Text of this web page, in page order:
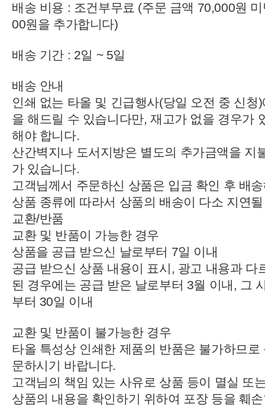
배송 비용 : 조건부무료 (주문 금액 70,000원
00원을 추가합니다)
배송 기간 : 2일 ~ 5일
배송 안내
인쇄 없는 타올 및 긴급행사(당일 오전 중 신청
을 해드릴 수 있습니다만, 재고가 없을 경우가
해야 합니다.
산간벽지나 도서지방은 별도의 추가금액을 지
가 있습니다.
고객님께서 주문하신 상품은 입금 확인 후 배
상품 종류에 따라서 상품의 배송이 다소 지연
교환/반품
교환 및 반품이 가능한 경우
상품을 공급 받으신 날로부터 7일 이내
공급 받으신 상품 내용이 표시, 광고 내용과 다
된 경우에는 공급 받은 날로부터 3월 이내, 그
부터 30일 이내
교환 및 반품이 불가능한 경우
타올 특성상 인쇄한 제품의 반품은 불가하므로
문하시기 바랍니다.
고객님의 책임 있는 사유로 상품 등이 멸실 또
상품의 내용을 확인하기 위하여 포장 등을 훼